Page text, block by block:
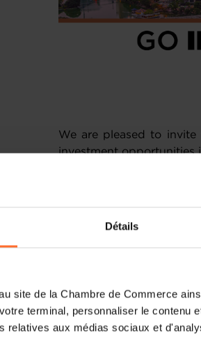
Détails
site de la Chambre de Commerce
terminal, personnaliser le contenu
relatives aux médias sociaux et
We are pleased to
investment opportunities
Strategically located
as a vital maritime hub
and innovation
opportunities in
This seminar will
When?
Luxembourg